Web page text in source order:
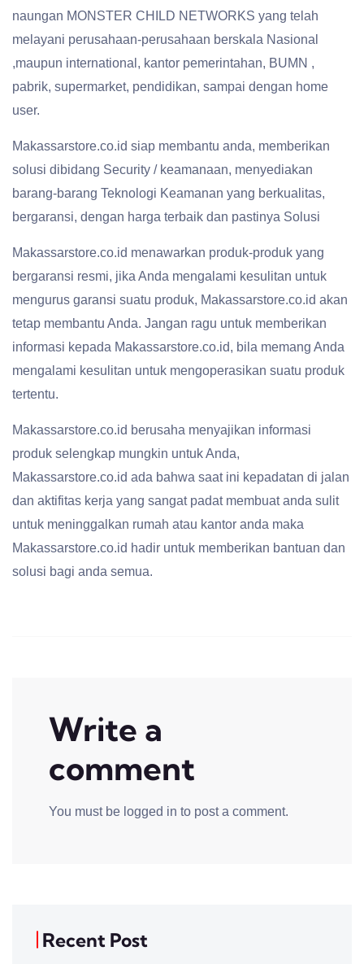
naungan MONSTER CHILD NETWORKS yang telah
melayani perusahaan-perusahaan berskala Nasional
,maupun international, kantor pemerintahan, BUMN ,
pabrik, supermarket, pendidikan, sampai dengan home
user.
Makassarstore.co.id siap membantu anda, memberikan
solusi dibidang Security / keamanaan, menyediakan
barang-barang Teknologi Keamanan yang berkualitas,
bergaransi, dengan harga terbaik dan pastinya Solusi
Makassarstore.co.id menawarkan produk-produk yang
bergaransi resmi, jika Anda mengalami kesulitan untuk
mengurus garansi suatu produk, Makassarstore.co.id akan
tetap membantu Anda. Jangan ragu untuk memberikan
informasi kepada Makassarstore.co.id, bila memang Anda
mengalami kesulitan untuk mengoperasikan suatu produk
tertentu.
Makassarstore.co.id berusaha menyajikan informasi
produk selengkap mungkin untuk Anda,
Makassarstore.co.id ada bahwa saat ini kepadatan di jalan
dan aktifitas kerja yang sangat padat membuat anda sulit
untuk meninggalkan rumah atau kantor anda maka
Makassarstore.co.id hadir untuk memberikan bantuan dan
solusi bagi anda semua.
Write a
comment
You must be logged in to post a comment.
Recent Post